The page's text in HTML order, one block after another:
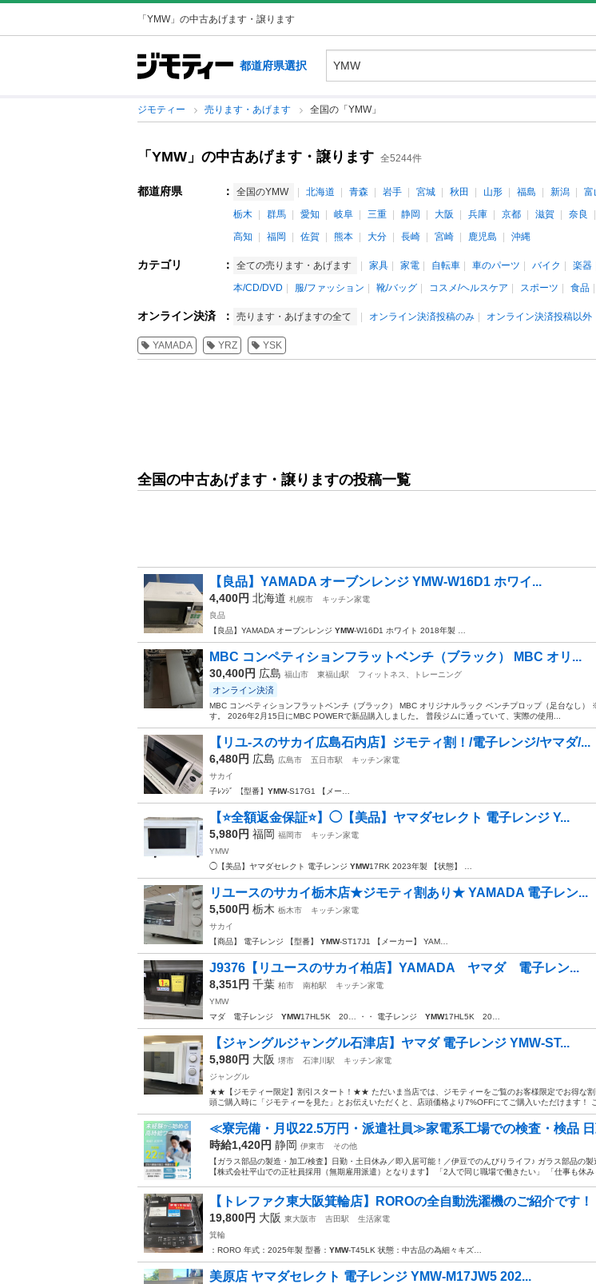
「YMW」の中古あげます・譲ります
都道府県選択
ジモティー 売ります・あげます 全国の「YMW」
「YMW」の中古あげます・譲ります 全5244件
都道府県 ： 全国のYMW 北海道 青森 岩手 宮城 秋田 山形 福島 新潟 富
栃木
群馬 愛知 岐阜 三重 静岡 大阪 兵庫 京都 滋賀 奈良
高知
福岡 佐賀 熊本 大分 長崎 宮崎 鹿児島 沖縄
カテゴリ ： 全ての売ります・あげます 家具 家電 自転車 車のパーツ バイク 楽器
本/CD/DVD
服/ファッション 靴/バッグ コスメ/ヘルスケア スポーツ 食品
オンライン決済 ： 売ります・あげますの全て オンライン決済投稿のみ オンライン決済投稿以外
YAMADA YRZ YSK
全国の中古あげます・譲りますの投稿一覧
【良品】YAMADA オーブンレンジ YMW-W16D1 ホワイ...
4,400円 北海道 札幌市
キッチン家電
良品
【良品】YAMADA オーブンレンジ YMW-W16D1 ホワイト 2018年製 …
MBC コンペティションフラットベンチ（ブラック） MBC オリ...
30,400円 広島 福山市 東福山駅 フィットネス、トレーニング
オンライン決済
MBC コンペティションフラットベンチ（ブラック） MBC オリジナルラック ベンチプロップ（足台なし）
す。 2026年2月15日にMBC POWERで新品購入しました。 普段ジムに通っていて、実際の使用...
【リユ-スのサカイ広島石内店】ジモティ割！/電子レンジ/ヤマダ/...
6,480円 広島 広島市 五日市駅
キッチン家電
サカイ
子ﾚﾝｼﾞ 【型番】 YMW-S17G1 【メー…
【⭐️全額返金保証⭐️】◯【美品】ヤマダセレクト 電子レンジ Y...
5,980円 福岡 福岡市
キッチン家電
YMW
◯【美品】ヤマダセレクト 電子レンジ YMW17RK 2023年製 【状態】 …
リユースのサカイ栃木店★ジモティ割あり★ YAMADA 電子レン...
5,500円 栃木 栃木市
キッチン家電
サカイ
【商品】 電子レンジ 【型番】 YMW-ST17J1 【メーカー】 YAM…
J9376【リユースのサカイ柏店】YAMADA ヤマダ 電子レン...
8,351円 千葉 柏市 南柏駅
キッチン家電
YMW
マダ 電子レンジ YMW17HL5K 20… ・・ 電子レンジ YMW17HL5K 20…
【ジャングルジャングル石津店】ヤマダ 電子レンジ YMW-ST...
5,980円 大阪 堺市 石津川駅
キッチン家電
ジャングル
★★【ジモティー限定】割引スタート！★★ ただいま当店では、ジモティーをご覧のお客様限定でお得な割
頭ご購入時に「ジモティーを見た」とお伝えいただくと、店頭価格より7%OFFにてご購入いただけます！
≪寮完備・月収22.5万円・派遣社員≫家電系工場での検査・検品
時給1,420円 静岡 伊東市
その他
【ガラス部品の製造・加工/検査】日勤・土日休み／即入居可能！／伊豆でのんびりライフ♪ ガラス部品の
【株式会社平山での正社員採用（無期雇用派遣）となります】 「2人で同じ職場で働きたい」 「仕事も休み
【トレファク東大阪箕輪店】ROROの全自動洗濯機のご紹介です！
19,800円 大阪 東大阪市 吉田駅
生活家電
箕輪
：RORO 年式：2025年製 型番： YMW-T45LK 状態：中古品の為細々キズ…
美原店 ヤマダセレクト 電子レンジ YMW-M17JW5 202...